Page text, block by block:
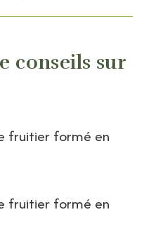
conseils sur
fruitier formé en
fruitier formé en